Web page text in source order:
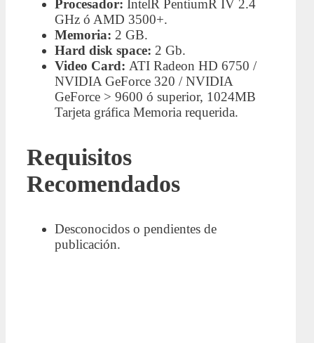
Procesador: IntelR PentiumR IV 2.4
GHz ó AMD 3500+.
Memoria: 2 GB.
Hard disk space: 2 Gb.
Video Card: ATI Radeon HD 6750 /
NVIDIA GeForce 320 / NVIDIA
GeForce > 9600 ó superior, 1024MB
Tarjeta gráfica Memoria requerida.
Requisitos
Recomendados
Desconocidos o pendientes de
publicación.